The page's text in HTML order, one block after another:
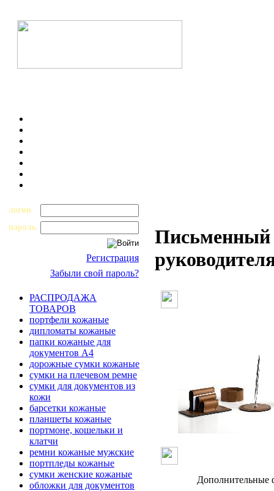
логин
пароль
Регистрация
Забыли свой пароль?
РАСПРОДАЖА
ТОВАРОВ
портфели кожаные
дипломаты кожаные
папки кожаные для
документов А4
дорожные сумки кожаные
сумки на плечевом ремне
сумки для документов из
кожи
барсетки кожаные
планшеты кожаные
портмоне, кошельки и
клатчи
ремни кожаные мужские
портпледы кожаные
сумки женские кожаные
обложки для документов
Письменный
Дополнительные